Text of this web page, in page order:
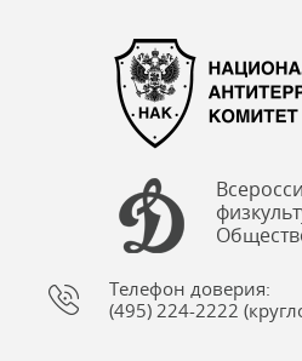
Телефон доверия:
(495) 224-2222